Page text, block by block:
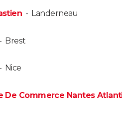
- Landerneau
- Brest
- Nice
De Commerce Nantes